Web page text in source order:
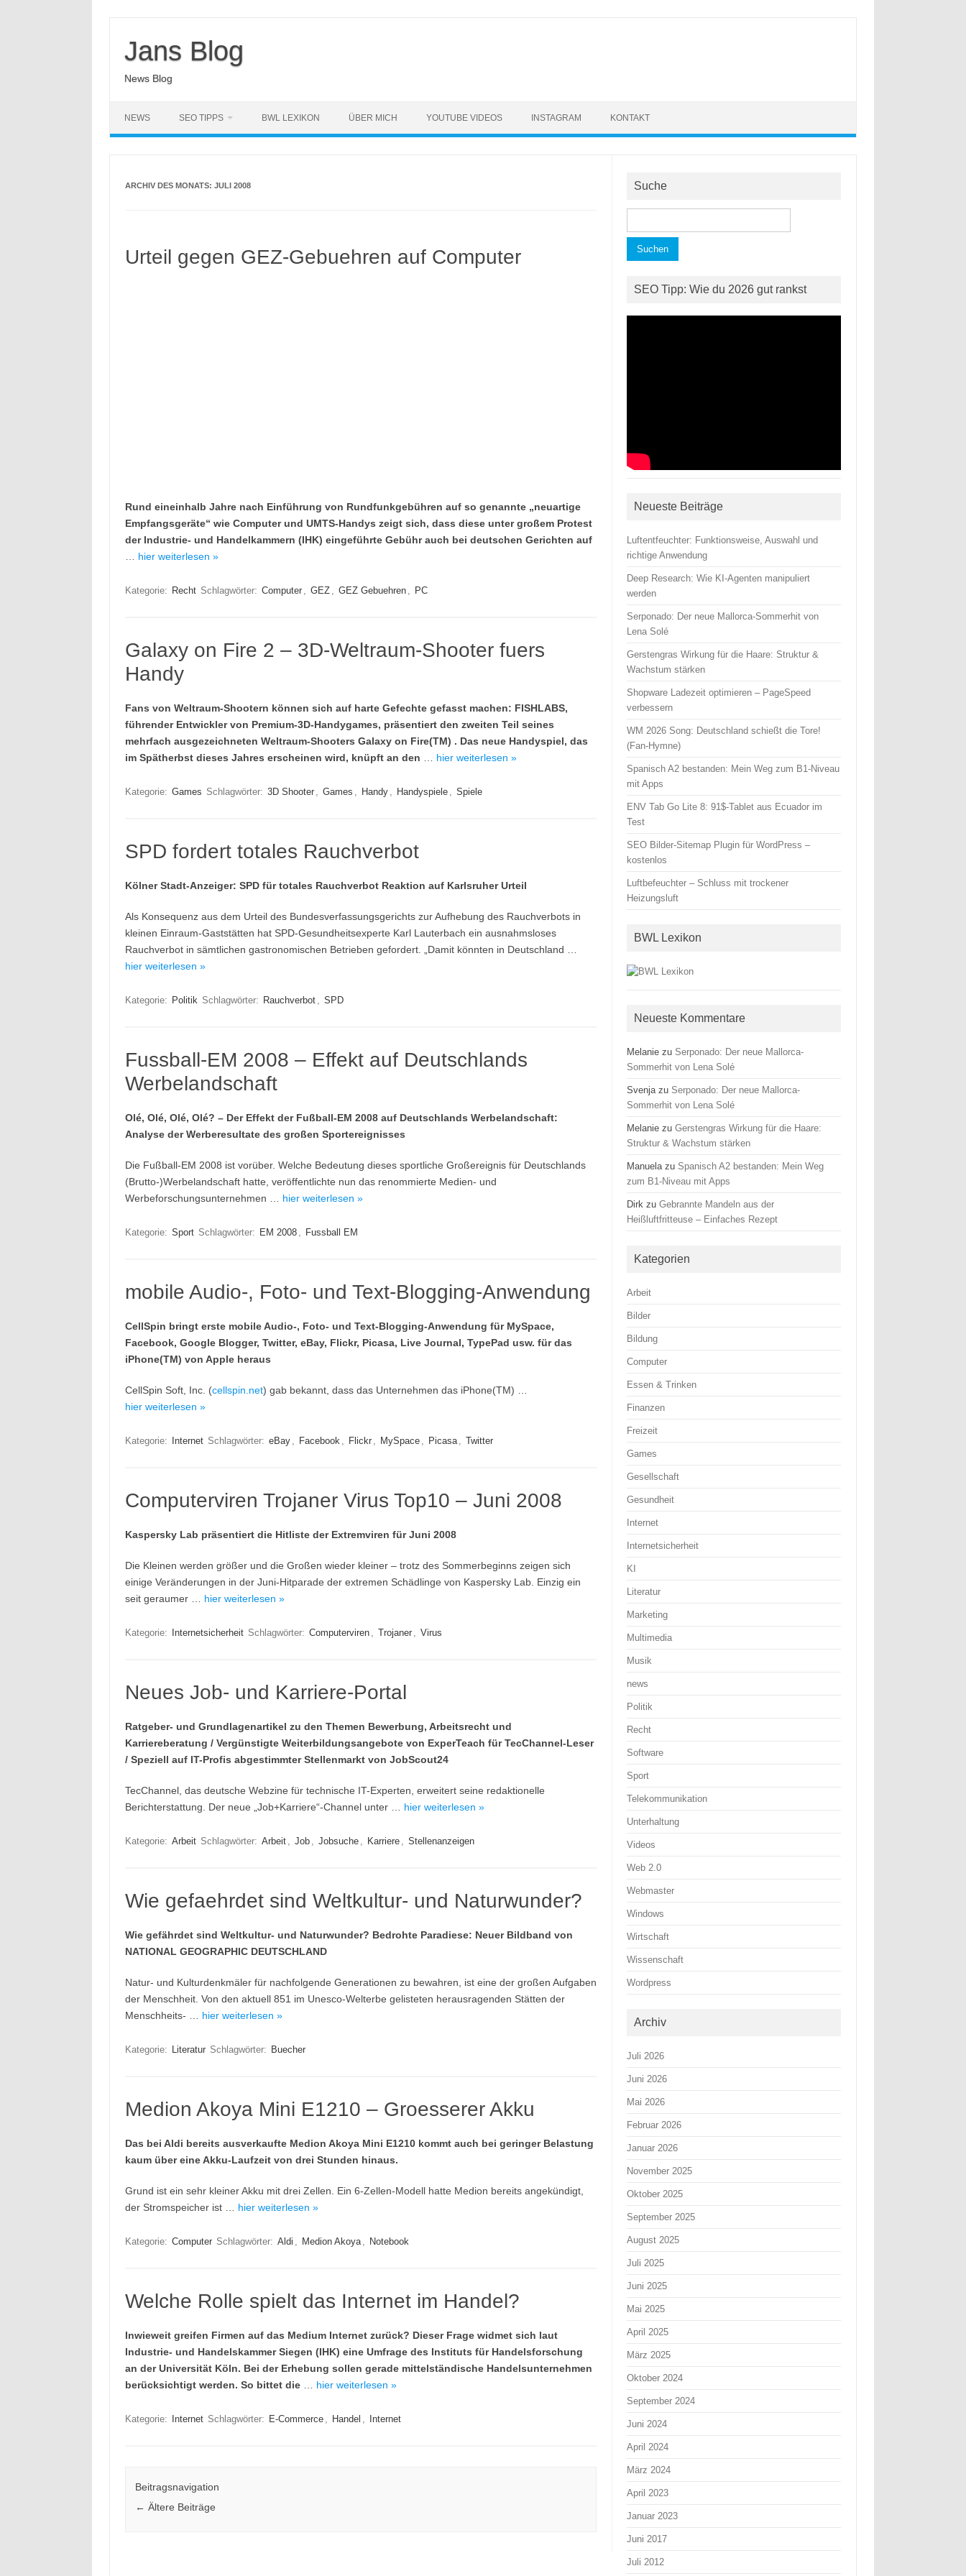
springen
Jans Blog
News Blog
NEWS SEO TIPPS BWL LEXIKON ÜBER MICH YOUTUBE VIDEOS INSTAGRAM KONTAKT
ARCHIV DES MONATS: JULI 2008
Urteil gegen GEZ-Gebuehren auf Computer
Rund eineinhalb Jahre nach Einführung von Rundfunkgebühren auf so genannte „neuartige
Empfangsgeräte“ wie Computer und UMTS-Handys zeigt sich, dass diese unter großem Protest
der Industrie- und Handelkammern (IHK) eingeführte Gebühr auch bei deutschen Gerichten auf
hier weiterlesen »
Kategorie: Recht Schlagwörter: Computer , GEZ , GEZ Gebuehren , PC
Galaxy on Fire 2 – 3D-Weltraum-Shooter fuers
Handy
Fans von Weltraum-Shootern können sich auf harte Gefechte gefasst machen: FISHLABS,
führender Entwickler von Premium-3D-Handygames, präsentiert den zweiten Teil seines
mehrfach ausgezeichneten Weltraum-Shooters Galaxy on Fire(TM) . Das neue Handyspiel, das
im Spätherbst dieses Jahres erscheinen wird, knüpft an den
hier weiterlesen »
Kategorie: Games Schlagwörter: 3D Shooter , Games , Handy , Handyspiele , Spiele
SPD fordert totales Rauchverbot
Kölner Stadt-Anzeiger: SPD für totales Rauchverbot Reaktion auf Karlsruher Urteil
Als Konsequenz aus dem Urteil des Bundesverfassungsgerichts zur Aufhebung des Rauchverbots in
kleinen Einraum-Gaststätten hat SPD-Gesundheitsexperte Karl Lauterbach ein ausnahmsloses
Rauchverbot in sämtlichen gastronomischen Betrieben gefordert. „Damit könnten in Deutschland …
hier weiterlesen »
Kategorie: Politik Schlagwörter: Rauchverbot , SPD
Fussball-EM 2008 – Effekt auf Deutschlands
Werbelandschaft
Olé, Olé, Olé, Olé? – Der Effekt der Fußball-EM 2008 auf Deutschlands Werbelandschaft:
Analyse der Werberesultate des großen Sportereignisses
Die Fußball-EM 2008 ist vorüber. Welche Bedeutung dieses sportliche Großereignis für Deutschlands
(Brutto-)Werbelandschaft hatte, veröffentlichte nun das renommierte Medien- und
Werbeforschungsunternehmen … hier weiterlesen »
Kategorie: Sport Schlagwörter: EM 2008 , Fussball EM
mobile Audio-, Foto- und Text-Blogging-Anwendung
CellSpin bringt erste mobile Audio-, Foto- und Text-Blogging-Anwendung für MySpace,
Facebook, Google Blogger, Twitter, eBay, Flickr, Picasa, Live Journal, TypePad usw. für das
iPhone(TM) von Apple heraus
CellSpin Soft, Inc. (cellspin.net) gab bekannt, dass das Unternehmen das iPhone(TM) …
hier weiterlesen »
Kategorie: Internet Schlagwörter: eBay , Facebook , Flickr , MySpace , Picasa , Twitter
Computerviren Trojaner Virus Top10 – Juni 2008
Kaspersky Lab präsentiert die Hitliste der Extremviren für Juni 2008
Die Kleinen werden größer und die Großen wieder kleiner – trotz des Sommerbeginns zeigen sich
einige Veränderungen in der Juni-Hitparade der extremen Schädlinge von Kaspersky Lab. Einzig ein
seit geraumer … hier weiterlesen »
Kategorie: Internetsicherheit Schlagwörter: Computerviren , Trojaner , Virus
Neues Job- und Karriere-Portal
Ratgeber- und Grundlagenartikel zu den Themen Bewerbung, Arbeitsrecht und
Karriereberatung / Vergünstigte Weiterbildungsangebote von ExperTeach für TecChannel-Leser
/ Speziell auf IT-Profis abgestimmter Stellenmarkt von JobScout24
TecChannel, das deutsche Webzine für technische IT-Experten, erweitert seine redaktionelle
Berichterstattung. Der neue „Job+Karriere“-Channel unter … hier weiterlesen »
Kategorie: Arbeit Schlagwörter: Arbeit , Job , Jobsuche , Karriere , Stellenanzeigen
Wie gefaehrdet sind Weltkultur- und Naturwunder?
Wie gefährdet sind Weltkultur- und Naturwunder? Bedrohte Paradiese: Neuer Bildband von
NATIONAL GEOGRAPHIC DEUTSCHLAND
Natur- und Kulturdenkmäler für nachfolgende Generationen zu bewahren, ist eine der großen Aufgaben
der Menschheit. Von den aktuell 851 im Unesco-Welterbe gelisteten herausragenden Stätten der
Menschheits- … hier weiterlesen »
Kategorie: Literatur Schlagwörter: Buecher
Medion Akoya Mini E1210 – Groesserer Akku
Das bei Aldi bereits ausverkaufte Medion Akoya Mini E1210 kommt auch bei geringer Belastung
kaum über eine Akku-Laufzeit von drei Stunden hinaus.
Grund ist ein sehr kleiner Akku mit drei Zellen. Ein 6-Zellen-Modell hatte Medion bereits angekündigt,
der Stromspeicher ist … hier weiterlesen »
Kategorie: Computer Schlagwörter: Aldi , Medion Akoya , Notebook
Welche Rolle spielt das Internet im Handel?
Inwieweit greifen Firmen auf das Medium Internet zurück? Dieser Frage widmet sich laut
Industrie- und Handelskammer Siegen (IHK) eine Umfrage des Instituts für Handelsforschung
an der Universität Köln. Bei der Erhebung sollen gerade mittelständische Handelsunternehmen
berücksichtigt werden. So bittet die
hier weiterlesen »
Kategorie: Internet Schlagwörter: E-Commerce , Handel , Internet
Beitragsnavigation
← Ältere Beiträge
Suche
nach:
SEO Tipp: Wie du 2026 gut rankst
Neueste Beiträge
Luftentfeuchter: Funktionsweise, Auswahl und
richtige Anwendung
Deep Research: Wie KI-Agenten manipuliert
werden
Serponado: Der neue Mallorca-Sommerhit von
Lena Solé
Gerstengras Wirkung für die Haare: Struktur &
Wachstum stärken
Shopware Ladezeit optimieren – PageSpeed
verbessern
WM 2026 Song: Deutschland schießt die Tore!
(Fan-Hymne)
Spanisch A2 bestanden: Mein Weg zum B1-Niveau
mit Apps
ENV Tab Go Lite 8: 91$-Tablet aus Ecuador im
Test
SEO Bilder-Sitemap Plugin für WordPress –
kostenlos
Luftbefeuchter – Schluss mit trockener
Heizungsluft
BWL Lexikon
Neueste Kommentare
Melanie zu Serponado: Der neue Mallorca-
Sommerhit von Lena Solé
Svenjazu Serponado: Der neue Mallorca-
Sommerhit von Lena Solé
Melanie zuGerstengras Wirkung für die Haare:
Struktur & Wachstum stärken
Manuelazu Spanisch A2 bestanden: Mein Weg
zum B1-Niveau mit Apps
Dirk zuGebrannte Mandeln aus der
Heißluftfritteuse – Einfaches Rezept
Kategorien
Arbeit
Bilder
Bildung
Computer
Essen & Trinken
Finanzen
Freizeit
Games
Gesellschaft
Gesundheit
Internet
Internetsicherheit
KI
Literatur
Marketing
Multimedia
Musik
news
Politik
Recht
Software
Sport
Telekommunikation
Unterhaltung
Videos
Web 2.0
Webmaster
Windows
Wirtschaft
Wissenschaft
Wordpress
Archiv
Juli 2026
Juni 2026
Mai 2026
Februar 2026
Januar 2026
November 2025
Oktober 2025
September 2025
August 2025
Juli 2025
Juni 2025
Mai 2025
April 2025
März 2025
Oktober 2024
September 2024
Juni 2024
April 2024
März 2024
April 2023
Januar 2023
Juni 2017
Juli 2012